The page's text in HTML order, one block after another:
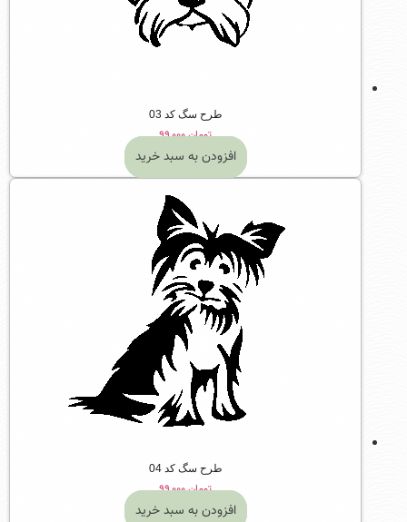
طرح سگ کد 03
تومان۹۹,۰۰۰
افزودن به سبد خرید
طرح سگ کد 04
تومان۹۹,۰۰۰
افزودن به سبد خرید